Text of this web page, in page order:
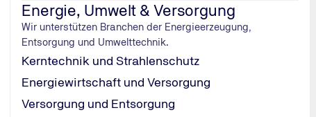
Energie, Umwelt & Versorgung
Wir unterstützen Branchen der Energieerzeugung,
Entsorgung und Umwelttechnik.
Kerntechnik und Strahlenschutz
Energiewirtschaft und Versorgung
Versorgung und Entsorgung